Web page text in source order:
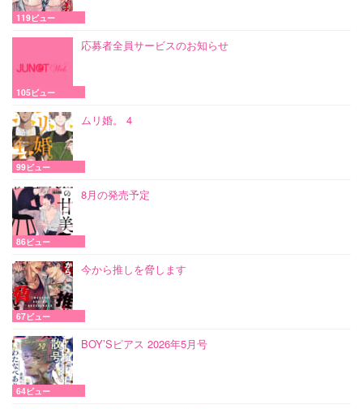
119ビュー
応募者全員サービスのお知らせ
105ビュー
ムリ婚。 4
99ビュー
8月の発売予定
86ビュー
今から推しを脅します
67ビュー
BOY’Sピアス 2026年5月号
64ビュー